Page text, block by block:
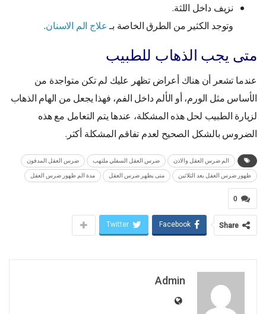
نزيف داخل اللثة.
وتوجد الكثير من الطرق الخاصة بـعلاج الم الاسنان.
متى يجب الذهاب للطبيب
عندما تشعر أن هناك أعراض تظهر عليك لم تكن متواجدة من
الأساس مثل الورم، أو الألم داخل الفم، فهذا يجعل من الهام الذهاب
لزيارة الطبيب لحل هذه المشكلة، عندها يتم التعامل مع هذه
الضروس بالشكل الصحيح لعدم تفاقم المشكلة أكثر.
الم ضرس العقل والاذن ضرس العقل السفلي ملتهب ضرس العقل المدفون
ظهور ضرس العقل بعد الثلاثين متى يظهر ضرس العقل مدة الم ظهور ضرس العقل
0
Share
Facebook
Twitter
Admin